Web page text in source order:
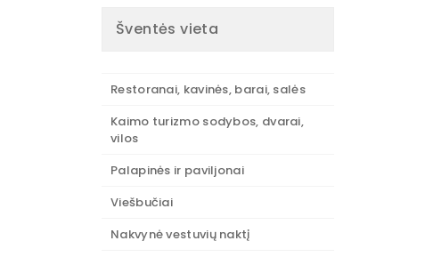
Šventės vieta
Restoranai, kavinės, barai, salės
Kaimo turizmo sodybos, dvarai,
vilos
Palapinės ir paviljonai
Viešbučiai
Nakvynė vestuvių naktį